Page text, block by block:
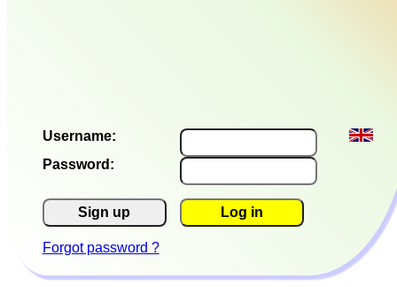
Username:
Password:
Sign up Log in
Forgot password ?